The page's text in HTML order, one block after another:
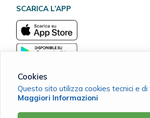
SCARICA L’APP
C.F. 92029980270 |Cookie Policy|Privacy
Cookies
Questo sito utilizza cookies tecnici e
Maggiori Informazioni